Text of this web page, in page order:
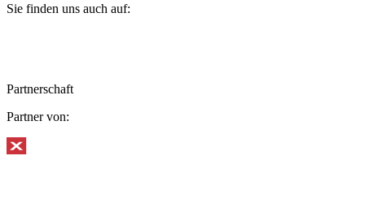
Sie finden uns auch auf:
Partnerschaft
Partner von: